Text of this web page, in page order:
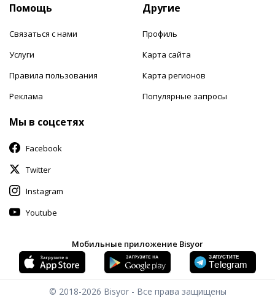
Помощь
Связаться с нами
Услуги
Правила пользования
Реклама
Другие
Профиль
Карта сайта
Карта регионов
Популярные запросы
Мы в соцсетях
Facebook
Twitter
Instagram
Youtube
Мобильные приложение Bisyor
© 2018-2026 Bisyor - Все права защищены